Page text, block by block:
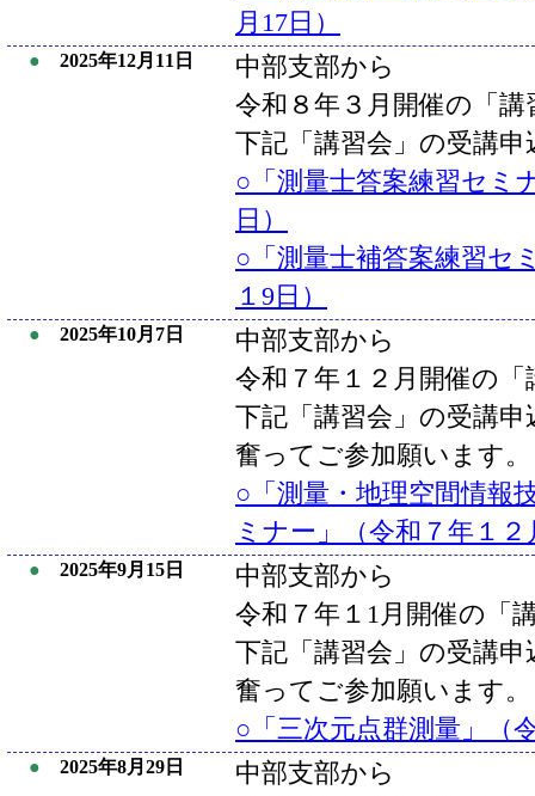
月17日）
● 2025年12月11日
中部支部から
令和８年３月開催の「
下記「講習会」の受講
○「測量士答案練習セミ
日）
○「測量士補答案練習セ
１9日）
● 2025年10月7日
中部支部から
令和７年１２月開催の
下記「講習会」の受講
奮ってご参加願います。
○「測量・地理空間情報
ミナー」（令和７年１２
● 2025年9月15日
中部支部から
令和７年１1月開催の「
下記「講習会」の受講
奮ってご参加願います。
○「三次元点群測量」（
● 2025年8月29日
中部支部から